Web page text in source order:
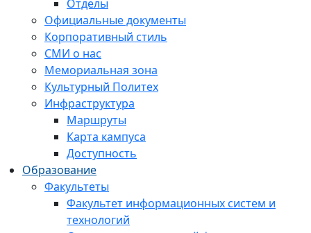
Отделы
Официальные документы
Корпоративный стиль
СМИ о нас
Мемориальная зона
Культурный Политех
Инфраструктура
Маршруты
Карта кампуса
Доступность
Образование
Факультеты
Факультет информационных систем и
технологий